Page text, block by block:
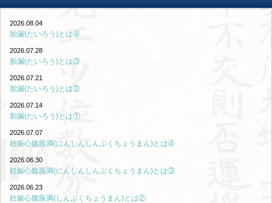
2026.08.04
胎漏(たいろう)とは④
2026.07.28
胎漏(たいろう)とは③
2026.07.21
胎漏(たいろう)とは②
2026.07.14
胎漏(たいろう)とは①
2026.07.07
妊娠心腹脹満(にんしんしんぷくちょうまん)とは④
2026.06.30
妊娠心腹脹満(にんしんしんぷくちょうまん)とは③
2026.06.23
妊娠心腹脹満(しんぷくちょうまん)とは②